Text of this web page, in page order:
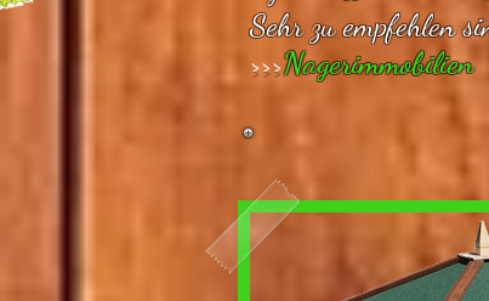
Sehr zu empfehlen
>>>